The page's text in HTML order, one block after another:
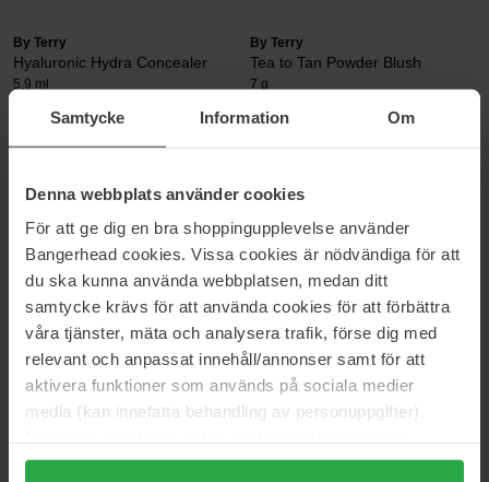
Samtycke Information Om
Denna webbplats använder cookies
För att ge dig en bra shoppingupplevelse använder
Bangerhead cookies. Vissa cookies är nödvändiga för att
du ska kunna använda webbplatsen, medan ditt
samtycke krävs för att använda cookies för att förbättra
våra tjänster, mäta och analysera trafik, förse dig med
relevant och anpassat innehåll/annonser samt för att
aktivera funktioner som används på sociala medier
media (kan innefatta behandling av personuppgifter).
Genom att trycka på "Tillåt alla cookies" accepterar du
By Terry
Hyaluronic Hydra Concealer
5,9 ml
335 kr
By Terry
Tea to Tan Powder Blush
7 g
289 kr
Mascara Terrybly
8 ml
345 kr
Pinceau Pochoir - Stencil
Foundation Brush
Brush
340 kr
By Terry
All-Time Favorites Value Set
By Terry
Baume De Rose Be Mine Set
1 pcs